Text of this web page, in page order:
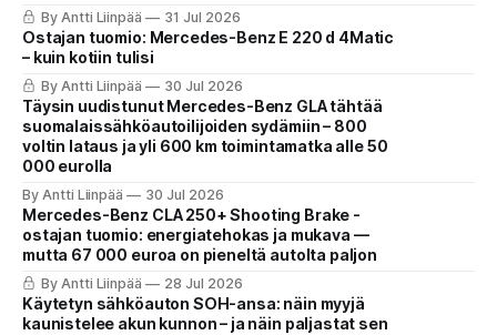
By Antti Liinpää 31 Jul 2026
Ostajan tuomio: Mercedes-Benz E 220 d 4Matic
– kuin kotiin tulisi
By Antti Liinpää 30 Jul 2026
Täysin uudistunut Mercedes-Benz GLA tähtää
suomalaissähköautoilijoiden sydämiin – 800
voltin lataus ja yli 600 km toimintamatka alle 50
000 eurolla
By Antti Liinpää 30 Jul 2026
Mercedes-Benz CLA 250+ Shooting Brake -
ostajan tuomio: energiatehokas ja mukava —
mutta 67 000 euroa on pieneltä autolta paljon
By Antti Liinpää 28 Jul 2026
Käytetyn sähköauton SOH-ansa: näin myyjä
kaunistelee akun kunnon – ja näin paljastat sen